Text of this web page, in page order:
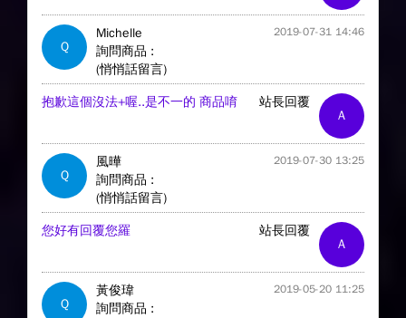
Q
Michelle 2019-07-31 14:46
詢問商品 :
(悄悄話留言)
A
站長回覆
抱歉這個沒法+喔..是不一的 商品唷
Q
風曄 2019-07-30 13:25
詢問商品 :
(悄悄話留言)
A
站長回覆
您好有回覆您羅
Q
黃俊瑋 2019-05-20 11:25
詢問商品 :